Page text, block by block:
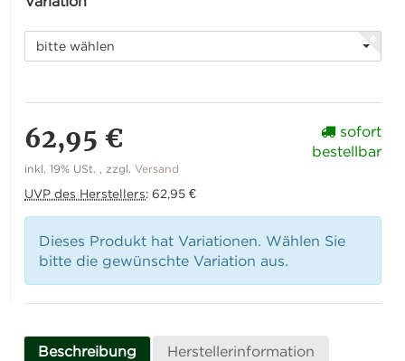
bitte wählen
62,95 €
inkl. 19% USt. , zzgl.Versand
UVP des Herstellers:62,95 €
sofort
bestellbar
Dieses Produkt hat Variationen. Wählen Sie
bitte die gewünschte Variation aus.
Beschreibung Herstellerinformation